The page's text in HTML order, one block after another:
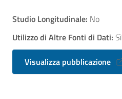
Studio Longitudinale: No
Utilizzo di Altre Fonti di Dati: Sì
Visualizza pubblicazione